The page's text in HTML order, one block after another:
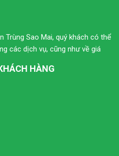
Trùng Sao Mai, quý khách có thể
các dịch vụ, cũng như về giá
HÀNG